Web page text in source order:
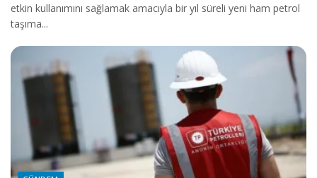
etkin kullanımını sağlamak amacıyla bir yıl süreli yeni ham petrol
taşıma...